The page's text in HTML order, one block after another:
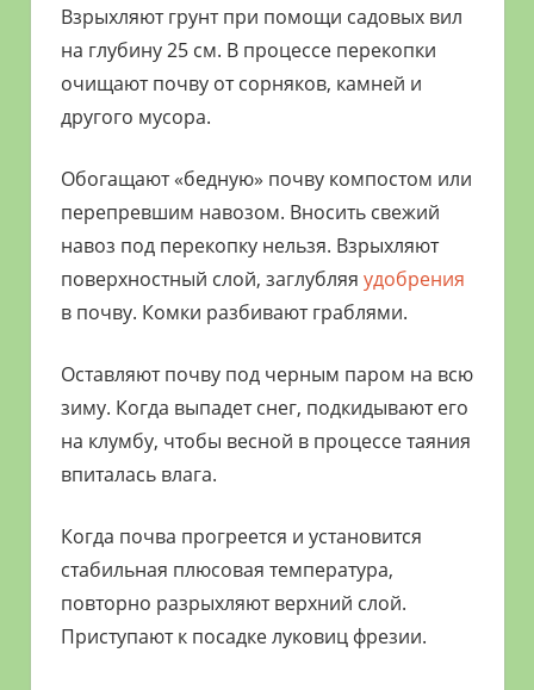
Взрыхляют грунт при помощи садовых вил
на глубину 25 см. В процессе перекопки
очищают почву от сорняков, камней и
другого мусора.
Обогащают «бедную» почву компостом или
перепревшим навозом. Вносить свежий
навоз под перекопку нельзя. Взрыхляют
поверхностный слой, заглубляя удобрения
в почву. Комки разбивают граблями.
Оставляют почву под черным паром на всю
зиму. Когда выпадет снег, подкидывают его
на клумбу, чтобы весной в процессе таяния
впиталась влага.
Когда почва прогреется и установится
стабильная плюсовая температура,
повторно разрыхляют верхний слой.
Приступают к посадке луковиц фрезии.